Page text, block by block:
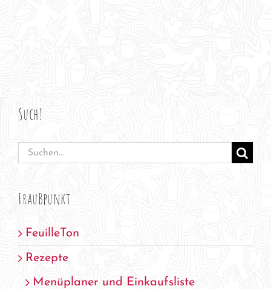
Such!
Suche
nach:
FrauBpunkt
FeuilleTon
Rezepte
Menüplaner und Einkaufsliste